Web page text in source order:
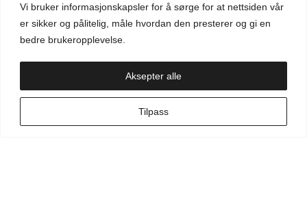
Vi bruker informasjonskapsler for å sørge for at nettsiden vår
er sikker og pålitelig, måle hvordan den presterer og gi en
bedre brukeropplevelse.
Tilpass
Aksepter alle
Aktuelt
Handlekurv
NO